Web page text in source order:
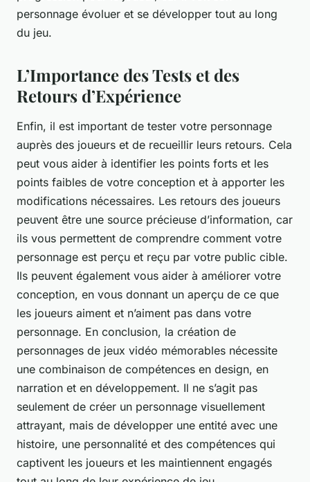
personnage évoluer et se développer tout au long
du jeu.
L’Importance des Tests et des
Retours d’Expérience
Enfin, il est important de tester votre personnage
auprès des joueurs et de recueillir leurs retours. Cela
peut vous aider à identifier les points forts et les
points faibles de votre conception et à apporter les
modifications nécessaires. Les retours des joueurs
peuvent être une source précieuse d’information, car
ils vous permettent de comprendre comment votre
personnage est perçu et reçu par votre public cible.
Ils peuvent également vous aider à améliorer votre
conception, en vous donnant un aperçu de ce que
les joueurs aiment et n’aiment pas dans votre
personnage. En conclusion, la création de
personnages de jeux vidéo mémorables nécessite
une combinaison de compétences en design, en
narration et en développement. Il ne s’agit pas
seulement de créer un personnage visuellement
attrayant, mais de développer une entité avec une
histoire, une personnalité et des compétences qui
captivent les joueurs et les maintiennent engagés